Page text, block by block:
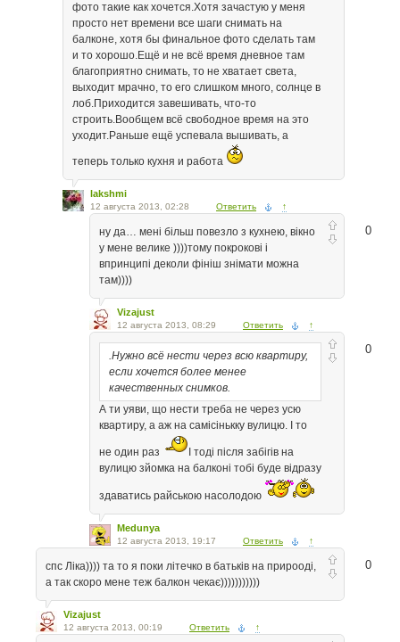
фото такие как хочется.Хотя зачастую у меня
просто нет времени все шаги снимать на
балконе, хотя бы финальное фото сделать там
и то хорошо.Ещё и не всё время дневное там
благоприятно снимать, то не хватает света,
выходит мрачно, то его слишком много, солнце в
лоб.Приходится завешивать, что-то
строить.Вообщем всё свободное время на это
уходит.Раньше ещё успевала вышивать, а
теперь только кухня и работа
lakshmi
12 августа 2013, 02:28 Ответить ↑
0
ну да… мені більш повезло з кухнею, вікно
у мене велике ))))тому покрокові і
впринципі деколи фініш знімати можна
там))))
Vizajust
12 августа 2013, 08:29 Ответить ↑
0
.Нужно всё нести через всю квартиру,
если хочется более менее
качественных снимков.
А ти уяви, що нести треба не через усю
квартиру, а аж на самісінькку вулицю. І то
не один раз
І тоді після забігів на
вулицю зйомка на балконі тобі буде відразу
здаватись райською насолодою
Medunya
12 августа 2013, 19:17 Ответить ↑
0
cпс Ліка)))) та то я поки літечко в батьків на прирооді,
а так скоро мене теж балкон чекає)))))))))))
Vizajust
12 августа 2013, 00:19 Ответить ↑